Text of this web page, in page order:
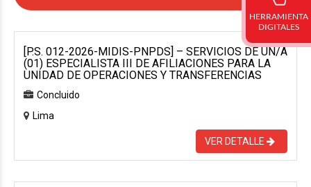
[P.S. 012-2026-MIDIS-PNPDS] – SERVICIOS DE UN/A
(01) ESPECIALISTA III DE AFILIACIONES PARA LA
UNIDAD DE OPERACIONES Y TRANSFERENCIAS
Concluido
Lima
VER DETALLE
HERRAMIENTA
DIGITALES